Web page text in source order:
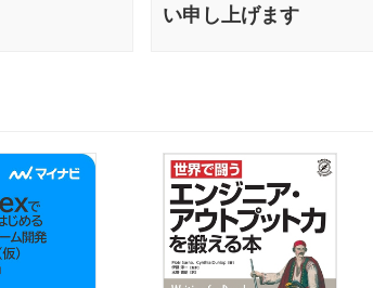
い申し上げます